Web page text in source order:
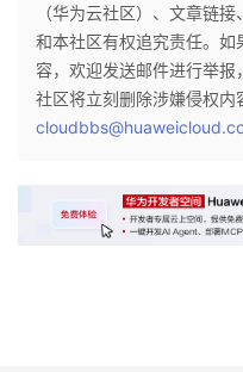
（华为云社区）、文章链
和本社区有权追究责任。
容，欢迎发送邮件进行举
社区将立刻删除涉嫌侵权内